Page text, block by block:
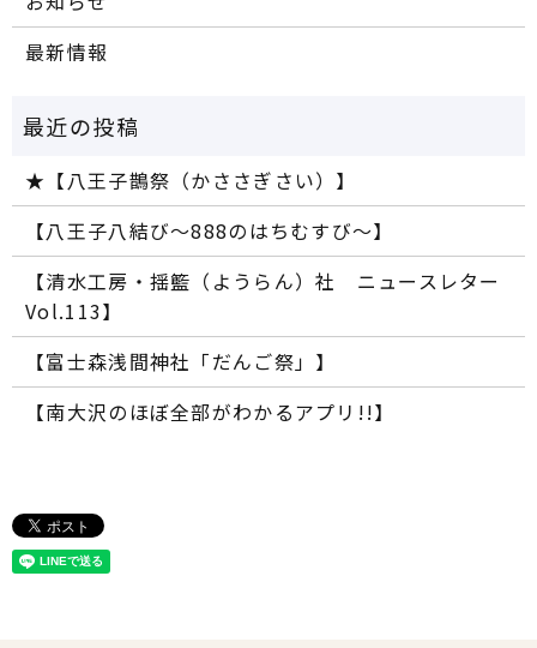
最新情報
★【八王子鵲祭（かささぎさい）】
【八王子八結び～888のはちむすび～】
【清水工房・揺籃（ようらん）社 ニュースレター
Vol.113】
【富士森浅間神社「だんご祭」】
【南大沢のほぼ全部がわかるアプリ!!】